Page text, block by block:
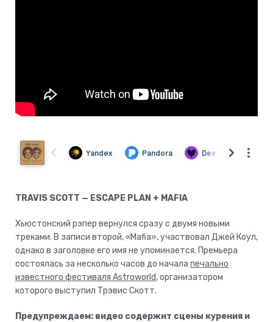
TRAVIS SCOTT — ESCAPE PLAN + MAFIA
Хьюстонский рэпер вернулся сразу с двумя новыми
треками. В записи второй, «Mafia», участвовал Джей Коул,
однако в заголовке его имя не упоминается. Премьера
состоялась за несколько часов до начала печально
известного фестиваля Astroworld, организатором
которого выступил Трэвис Скотт.
Предупреждаем: видео содержит сцены курения и